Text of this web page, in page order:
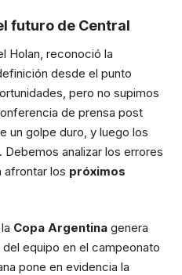
futuro de Central
Holan, reconoció la
desde el punto
pero no supimos
de prensa post
un golpe duro, y luego los
analizar los errores
afrontar los próximos
Copa Argentina genera
equipo en el campeonato
pone en evidencia la